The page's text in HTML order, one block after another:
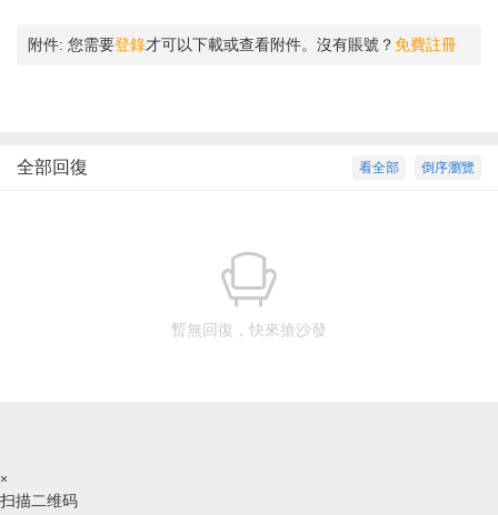
附件: 您需要登錄才可以下載或查看附件。沒有賬號？免費註冊
倒序瀏覽
看全部
全部回復
暫無回復，快來搶沙發
×
扫描二维码